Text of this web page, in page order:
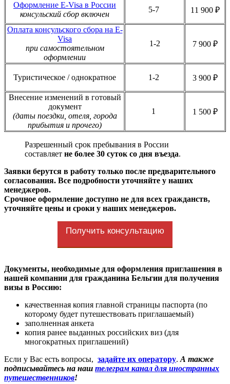
Оформление E-Visa в России
консульский сбор включен
5-7 11 900 ₽
Оплата консульского сбора на E-
Visa
при самостоятельном
оформлении
1-2 7 900 ₽
Туристическое / однократное 1-2 3 900 ₽
Внесение изменений в готовый
документ
(даты поездки, отеля, города
прибытия и прочего)
1 1 500 ₽
Разрешенный срок пребывания в России
составляет не более 30 суток со дня въезда.
Заявки берутся в работу только после предварительного
согласования. Все подробности уточняйте у наших
менеджеров.
Срочное оформление доступно не для всех гражданств,
уточняйте цены и сроки у наших менеджеров.
Получить консультацию
Документы, необходимые для оформления приглашения в
нашей компании для гражданина Бельгии для получения
визы в Россию:
качественная копия главной страницы паспорта (по
которому будет путешествовать приглашаемый)
заполненная анкета
копия ранее выданных российских виз (для
многократных приглашений)
Если у Вас есть вопросы, задайте их оператору. А также
подписывайтесь на наш телеграм канал для иностранных
путешественников!